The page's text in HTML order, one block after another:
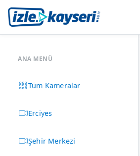
ANA MENÜ
Tüm Kameralar
Erciyes
Şehir Merkezi